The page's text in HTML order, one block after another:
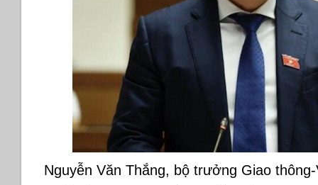
Nguyễn Văn Thắng, bộ trưởng Giao